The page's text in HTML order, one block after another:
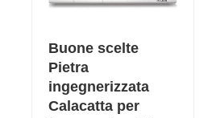
Buone scelte
Pietra
ingegnerizzata
Calacatta per